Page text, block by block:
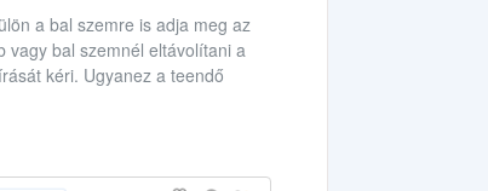
a bal szemre is adja meg az
vagy bal szemnél eltávolítani a
kéri. Ugyanez a teendő